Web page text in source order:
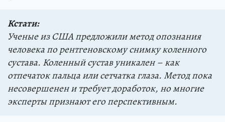
Кстати:
Ученые из США предложили метод опознания
человека по рентгеновскому снимку коленного
сустава. Коленный сустав уникален – как
отпечаток пальца или сетчатка глаза. Метод пока
несовершенен и требует доработок, но многие
эксперты признают его перспективным.